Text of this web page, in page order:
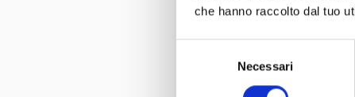
che hanno raccolto dal tuo
Necessari